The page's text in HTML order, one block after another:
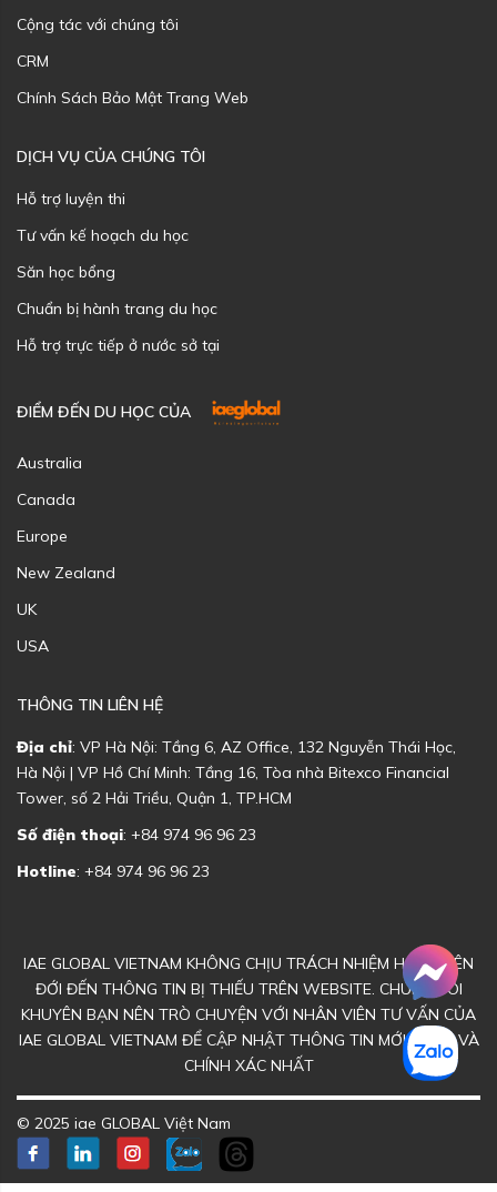
Cộng tác với chúng tôi
CRM
Chính Sách Bảo Mật Trang Web
DỊCH VỤ CỦA CHÚNG TÔI
Hỗ trợ luyện thi
Tư vấn kế hoạch du học
Săn học bổng
Chuẩn bị hành trang du học
Hỗ trợ trực tiếp ở nước sở tại
ĐIỂM ĐẾN DU HỌC CỦA
Australia
Canada
Europe
New Zealand
UK
USA
THÔNG TIN LIÊN HỆ
Địa chỉ: VP Hà Nội: Tầng 6, AZ Office, 132 Nguyễn Thái Học,
Hà Nội | VP Hồ Chí Minh: Tầng 16, Tòa nhà Bitexco Financial
Tower, số 2 Hải Triều, Quận 1, TP.HCM
Số điện thoại: +84 974 96 96 23
Hotline: +84 974 96 96 23
IAE GLOBAL VIETNAM KHÔNG CHỊU TRÁCH NHIỆM HOẶC LIÊN
ĐỚI ĐẾN THÔNG TIN BỊ THIẾU TRÊN WEBSITE. CHÚNG TÔI
KHUYÊN BẠN NÊN TRÒ CHUYỆN VỚI NHÂN VIÊN TƯ VẤN CỦA
IAE GLOBAL VIETNAM ĐỂ CẬP NHẬT THÔNG TIN MỚI NHẤT VÀ
CHÍNH XÁC NHẤT
© 2025 iae GLOBAL Việt Nam